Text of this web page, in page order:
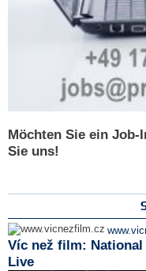
Möchten Sie ein
Sie uns!
Víc než film: National
Live